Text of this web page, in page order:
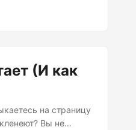
lost.” The brutal
(И как
на страницу
Вы не